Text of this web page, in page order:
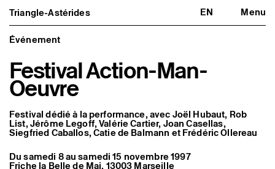
Triangle-Astérides EN Menu
Triangle-Astérides
Centre d’art contemporain
d’intérêt national
et résidence internationale d'artistes
Fermer
Présentation
À propos
Équipe et gouvernance
Formation professionnelle
Adhérer / nous soutenir
Rapports d'activité
Événement
Festival Action-Man-
Oeuvre
Festival dédié à la performance, avec Joël Hubaut, Rob
List, Jérôme Legoff, Valérie Cartier, Joan Casellas,
Siegfried Caballos, Catie de Balmann et Frédéric Ollereau
Du samedi 8 au samedi 15 novembre 1997
Friche la Belle de Mai, 13003 Marseille